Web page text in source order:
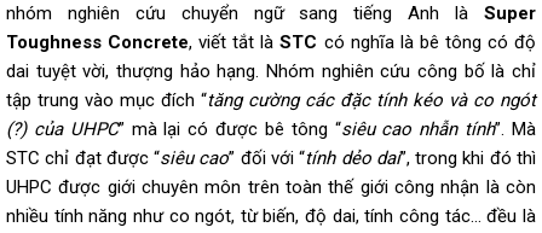
nhóm nghiên cứu chuyển ngữ sang tiếng Anh là Super
Toughness Concrete, viết tắt làSTC có nghĩa là bê tông có độ
dai tuyệt vời, thượng hảo hạng. Nhóm nghiên cứu công bố là chỉ
tập trung vào mục đích “tăng cường các đặc tính kéo và co ngót
(?) của UHPC” mà lại có được bê tông “siêu cao nhẫn tính”. Mà
STC chỉ đạt được “siêu cao” đối với “tính dẻo dai”, trong khi đó thì
UHPC được giới chuyên môn trên toàn thế giới công nhận là còn
nhiều tính năng như co ngót, từ biến, độ dai, tính công tác… đều là